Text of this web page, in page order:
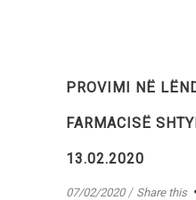
PROVIMI NË
FARMACISË
13.02.2020
07/02/2020 Share this